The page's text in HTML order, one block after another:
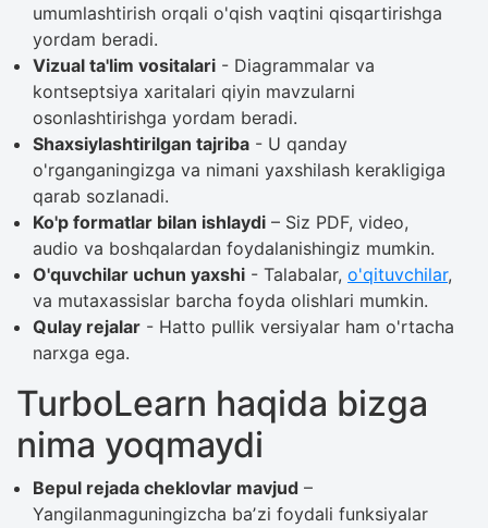
umumlashtirish orqali o'qish vaqtini qisqartirishga
yordam beradi.
Vizual ta'lim vositalari - Diagrammalar va
kontseptsiya xaritalari qiyin mavzularni
osonlashtirishga yordam beradi.
Shaxsiylashtirilgan tajriba - U qanday
o'rganganingizga va nimani yaxshilash kerakligiga
qarab sozlanadi.
Ko'p formatlar bilan ishlaydi – Siz PDF, video,
audio va boshqalardan foydalanishingiz mumkin.
O'quvchilar uchun yaxshi - Talabalar, o'qituvchilar,
va mutaxassislar barcha foyda olishlari mumkin.
Qulay rejalar - Hatto pullik versiyalar ham o'rtacha
narxga ega.
TurboLearn haqida bizga
nima yoqmaydi
Bepul rejada cheklovlar mavjud –
Yangilanmaguningizcha baʼzi foydali funksiyalar